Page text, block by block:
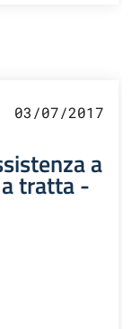
03/07/2017
a
tratta -